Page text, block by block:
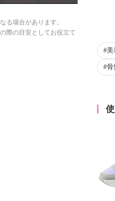
る場合があります。
際の目安としてお役立て
美
骨